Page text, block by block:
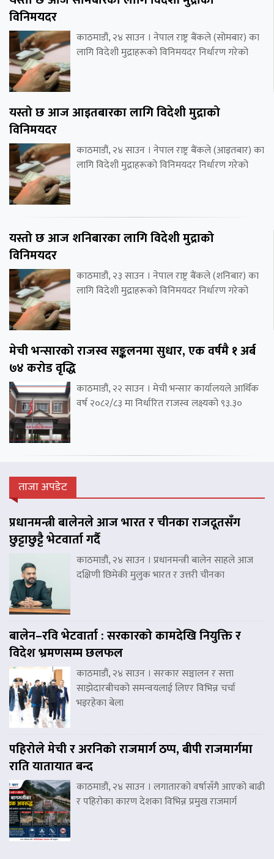
विनिमयदर
काठमाडौं, २४ साउन । नेपाल राष्ट्र बैंकले (सोमबार) का
लागि विदेशी मुद्राहरूको विनिमयदर निर्धारण गरेको
यस्तो छ आज आइतबारका लागि विदेशी मुद्राको
विनिमयदर
काठमाडौं, २४ साउन । नेपाल राष्ट्र बैंकले (आइतबार) का
लागि विदेशी मुद्राहरूको विनिमयदर निर्धारण गरेको
यस्तो छ आज शनिबारका लागि विदेशी मुद्राको
विनिमयदर
काठमाडौं, २३ साउन । नेपाल राष्ट्र बैंकले (शनिबार) का
लागि विदेशी मुद्राहरूको विनिमयदर निर्धारण गरेको
मेची भन्सारको राजस्व सङ्कलनमा सुधार, एक वर्षमै १ अर्ब
७४ करोड वृद्धि
काठमाडौं, २२ साउन । मेची भन्सार कार्यालयले आर्थिक
वर्ष २०८२/८३ मा निर्धारित राजस्व लक्ष्यको ९३.३०
ताजा अपडेट
प्रधानमन्त्री बालेनले आज भारत र चीनका राजदूतसँग
छुट्टाछुट्टै भेटवार्ता गर्दै
काठमाडौं, २४ साउन । प्रधानमन्त्री बालेन साहले आज
दक्षिणी छिमेकी मुलुक भारत र उत्तरी चीनका
बालेन–रवि भेटवार्ता : सरकारको कामदेखि नियुक्ति र
विदेश भ्रमणसम्म छलफल
काठमाडौं, २४ साउन । सरकार सञ्चालन र सत्ता
साझेदारबीचको समन्वयलाई लिएर विभिन्न चर्चा
भइरहेका बेला
पहिरोले मेची र अरनिको राजमार्ग ठप्प, बीपी राजमार्गमा
राति यातायात बन्द
काठमाडौं, २४ साउन । लगातारको वर्षासँगै आएको बाढी
र पहिरोका कारण देशका विभिन्न प्रमुख राजमार्ग